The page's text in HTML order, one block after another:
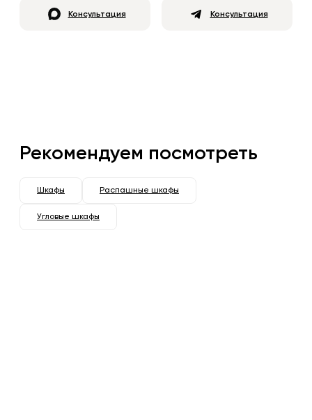
Консультация Консультация
Рекомендуем посмотреть
Шкафы Распашные шкафы
Угловые шкафы